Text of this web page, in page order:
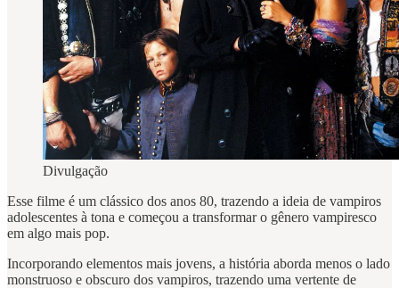
Divulgação
Esse filme é um clássico dos anos 80, trazendo a ideia de vampiros
adolescentes à tona e começou a transformar o gênero vampiresco
em algo mais pop.
Incorporando elementos mais jovens, a história aborda menos o lado
monstruoso e obscuro dos vampiros, trazendo uma vertente de